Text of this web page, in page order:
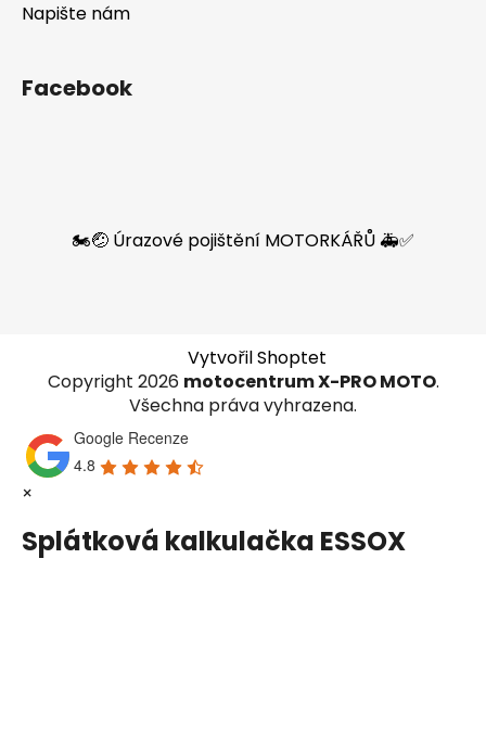
Napište nám
Facebook
🏍️🤕 Úrazové pojištění MOTORKÁŘŮ 🚑✅
Vytvořil Shoptet
Copyright 2026 motocentrum X-PRO MOTO.
Všechna práva vyhrazena.
Google Recenze
4.8
×
Splátková kalkulačka ESSOX